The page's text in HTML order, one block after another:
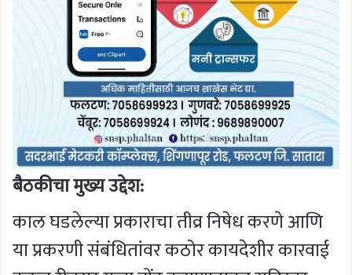
बैठकीचा मुख्य उद्देश:
काल घडलेल्या प्रकाराचा तीव्र निषेध करणे आणि
या प्रकरणी संबंधितांवर कठोर कायदेशीर कारवाई